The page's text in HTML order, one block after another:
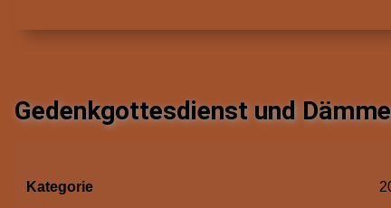
Gedenkgottesdienst und
Kategorie